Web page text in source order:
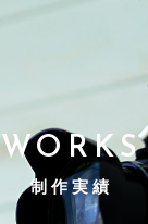
WORKS
制作実績